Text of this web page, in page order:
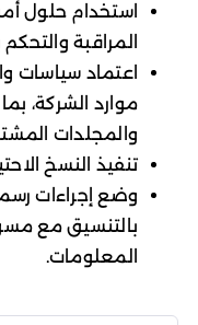
استخدام حلول
المراقبة
اعتماد سياسات
موارد الشركة،
والمجلدات
تنفيذ النسخ
وضع إجراءات
بالتنسيق مع
المعلومات.